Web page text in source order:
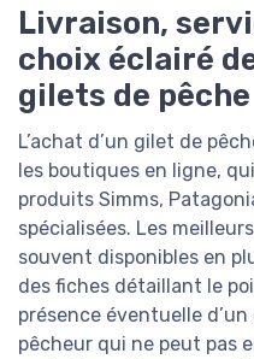
Livraison,
choix éclairé
gilets de pêche
L’achat d’un gilet de
les boutiques en ligne,
produits Simms,
spécialisées. Les
souvent disponibles en
des fiches détaillant le
présence éventuelle
pêcheur qui ne peut pas